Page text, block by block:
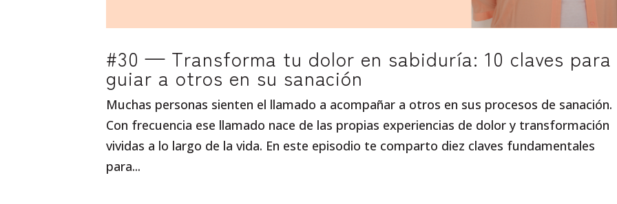
#30 — Transforma tu dolor en sabiduría: 10 claves para
guiar a otros en su sanación
Muchas personas sienten el llamado a acompañar a otros en sus procesos de sanación.
Con frecuencia ese llamado nace de las propias experiencias de dolor y transformación
vividas a lo largo de la vida. En este episodio te comparto diez claves fundamentales
para...